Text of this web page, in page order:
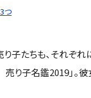
つ
子たちも、それぞ
子名鑑2019」。彼